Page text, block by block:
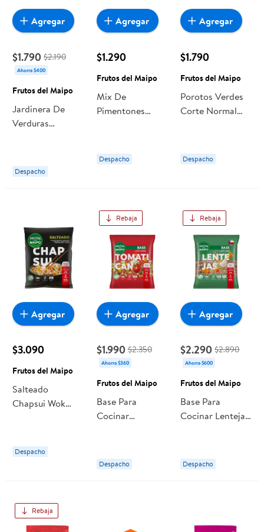
$1.790 $2.190
Ahorra $400
Frutos del Maipo
Jardinera De
Verduras
Maipo
Despacho
Agregar
$1.290
Frutos del Maipo
Mix De
Pimentones
Maipo
Despacho
Agregar
$1.790
Frutos del Maipo
Porotos Verdes
Corte Normal
Despacho
Agregar
$3.090
Frutos del Maipo
Salteado
Chapsui Wok
Maipo
Despacho
Agregar
Rebaja
$1.990 $2.350
Ahorra $360
Frutos del Maipo
Base Para
Cocinar
Despacho
Agregar
Rebaja
$2.290 $2.890
Ahorra $600
Frutos del Maipo
Base Para
Cocinar Lentejas
Despacho
Agregar
Rebaja